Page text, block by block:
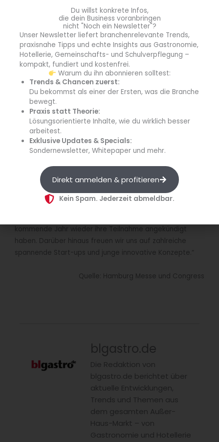
Next Chef Awardals Chance für junge Nachwuchsköche.
Unter der Schirmherrschaft von Koch Johann Lafer
kochen sie dabei um die Auszeichnung. Der
Zukunftspreiswürdigt Visionäre, die mit nachhaltigen und
innovativen Ideen neue Maßstäbe für die Branche
setzen. DerDeutsche Gastro-Gründerpreis
Branchen-Netzwerk Leaders Club gemeinsam mit der
Internorga und Orderbird an vielversprechende Gastro-
Konzepte vergeben und ermöglicht Gründern damit
einen erfolgreichen Start.
Claudia Johannsen blickt mit Vorfreude auf das
bevorstehende Event: „Die Vorbereitungen für die
sind nahezu ausgebucht. Das zeigt, dass die Internorga
als unverzichtbares Branchen-Highlight des Außer-Haus-
Marktes wahrgenommen wird. Besonders froh sind wir
darüber, dass auch ausstellende Unternehmen, die 2022
kommende Jahr wieder ihre Teilnahme angekündigt
haben. Darüber hinaus freuen wir uns auf zahlreiche
spannende Start-ups und junge innovative Konzepte.“
Quelle: Hamburg Messe und Congress
blgastro.de
Die Redaktion von
blgastro.de berichtet über
aktuelle Entwicklungen,
Trends und Themen aus
dem gesamten Außer-
Haus-Markt – von
Gastronomie und Hotellerie
Du willst konkrete Infos,
die dein Business voranbringen
nicht "Noch ein Newsletter"?
Unser Newsletter liefert branchenrelevante Trends,
praxisnahe Tipps und echte Insights aus Gastronomie,
Hotellerie, Gemeinschafts- und Schulverpflegung –
kompakt, fundiert und kostenfrei.
Warum du ihn abonnieren solltest:
Trends & Chancen zuerst:
Du bekommst als einer der Ersten, was die Branche
bewegt.
Praxis statt Theorie:
Lösungsorientierte Inhalte, wie du wirklich besser
arbeitest.
Exklusive Updates & Specials:
Sondernewsletter, Whitepaper und mehr.
Direkt anmelden & profitieren
Kein Spam. Jederzeit abmeldbar.